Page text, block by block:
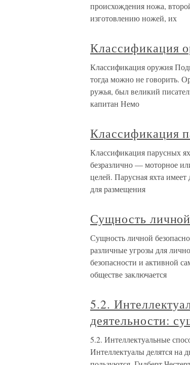
происхождения ножа,
изготовлению ножей, их
Классификация
Классификация оружия
тогда можно не говорить.
ружья, был великий
капитан Немо
Классификация
Классификация парусных
безразлично — моторное
целей. Парусная яхта
для размещения
Сущность
Сущность личной
различные угрозы для
безопасности и активной
обществе заключается
5.2.
деятельности:
5.2. Интеллектуальные
Интеллектуалы делятся на